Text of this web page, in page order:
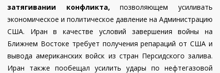
затягивании конфликта,позволяющем усиливать
экономическое и политическое давление на Администрацию
США.
Иран в качестве условий завершения войны на
Ближнем Востоке требует получения репараций от США и
вывода американских войск из стран Персидского залива.
Иран также пообещал усилить удары по нефтегазовой